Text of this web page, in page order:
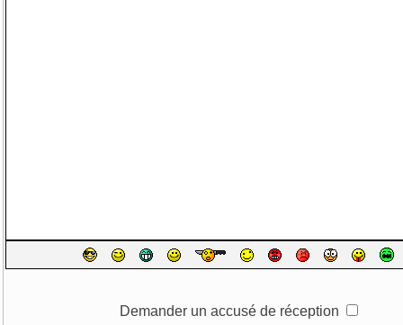
Demander un accusé de réception